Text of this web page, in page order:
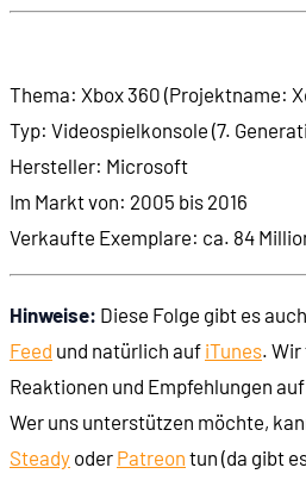
Thema: Xbox 360 (Projektname:
Typ: Videospielkonsole (7.
Hersteller: Microsoft
Im Markt von: 2005 bis 2016
Verkaufte Exemplare: ca. 84
Hinweise: Diese Folge gibt es
Feed und natürlich auf iTunes.
Reaktionen und Empfehlungen auf
Wer uns unterstützen möchte,
Steady oder Patreon tun (da gibt